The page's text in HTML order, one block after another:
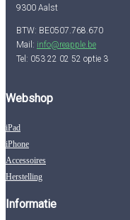
9300 Aalst
BTW: BE0507.768.670
Mail: info@reapple.be
Tel: 053 22 02 52 optie 3
Webshop
iPad
iPhone
Accessoires
Herstelling
Informatie